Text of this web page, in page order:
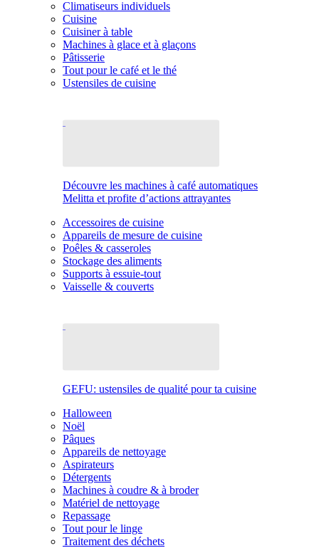
Climatiseurs individuels
Cuisine
Cuisiner à table
Machines à glace et à glaçons
Pâtisserie
Tout pour le café et le thé
Ustensiles de cuisine
Découvre les machines à café automatiques
Melitta et profite d’actions attrayantes
Accessoires de cuisine
Appareils de mesure de cuisine
Poêles & casseroles
Stockage des aliments
Supports à essuie-tout
Vaisselle & couverts
GEFU: ustensiles de qualité pour ta cuisine
Halloween
Noël
Pâques
Appareils de nettoyage
Aspirateurs
Détergents
Machines à coudre & à broder
Matériel de nettoyage
Repassage
Tout pour le linge
Traitement des déchets